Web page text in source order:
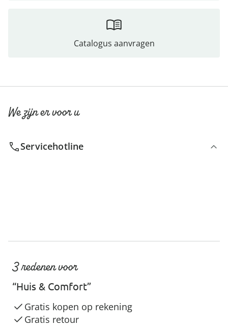
Catalogus aanvragen
We zijn er voor u
Servicehotline
3 redenen voor
“Huis & Comfort”
Gratis kopen op rekening
Gratis retour